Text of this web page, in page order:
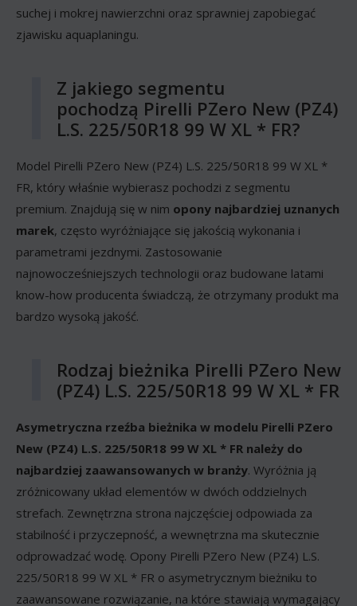
suchej i mokrej nawierzchni oraz sprawniej zapobiegać
zjawisku aquaplaningu.
Z jakiego segmentu
pochodzą Pirelli PZero New (PZ4)
L.S. 225/50R18 99 W XL * FR?
Model Pirelli PZero New (PZ4) L.S. 225/50R18 99 W XL *
FR, który właśnie wybierasz pochodzi z segmentu
premium. Znajdują się w nim opony najbardziej uznanych
marek, często wyróżniające się jakością wykonania i
parametrami jezdnymi. Zastosowanie
najnowocześniejszych technologii oraz budowane latami
know-how producenta świadczą, że otrzymany produkt ma
bardzo wysoką jakość.
Rodzaj bieżnika Pirelli PZero New
(PZ4) L.S. 225/50R18 99 W XL * FR
Asymetryczna rzeźba bieżnika w modelu Pirelli PZero
New (PZ4) L.S. 225/50R18 99 W XL * FR należy do
najbardziej zaawansowanych w branży. Wyróżnia ją
zróżnicowany układ elementów w dwóch oddzielnych
strefach. Zewnętrzna strona najczęściej odpowiada za
stabilność i przyczepność, a wewnętrzna ma skutecznie
odprowadzać wodę. Opony Pirelli PZero New (PZ4) L.S.
225/50R18 99 W XL * FR o asymetrycznym bieżniku to
zaawansowane rozwiązanie, na które stawiają wymagający